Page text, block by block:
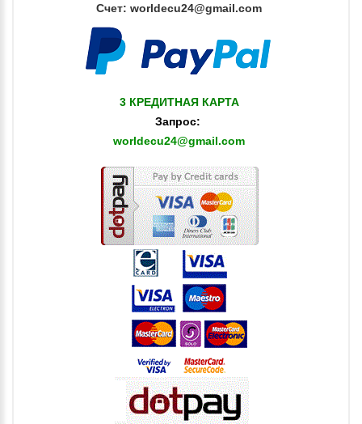
Счет: worldecu24@gmail.com
3 КРЕДИТНАЯ КАРТА
Запрос:
worldecu24@gmail.com